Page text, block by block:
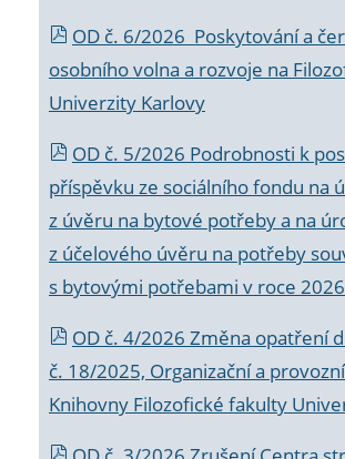
OD č. 6/2026 Poskytování a
osobního volna a rozvoje na
Univerzity Karlovy
OD č. 5/2026 Podrobnosti k
příspěvku ze sociálního fondu na
z úvěru na bytové potřeby a na
z účelového úvěru na potřeby
s bytovými potřebami v roce 2026
OD č. 4/2026 Změna opatření
č. 18/2025, Organizační a
Knihovny Filozofické fakulty